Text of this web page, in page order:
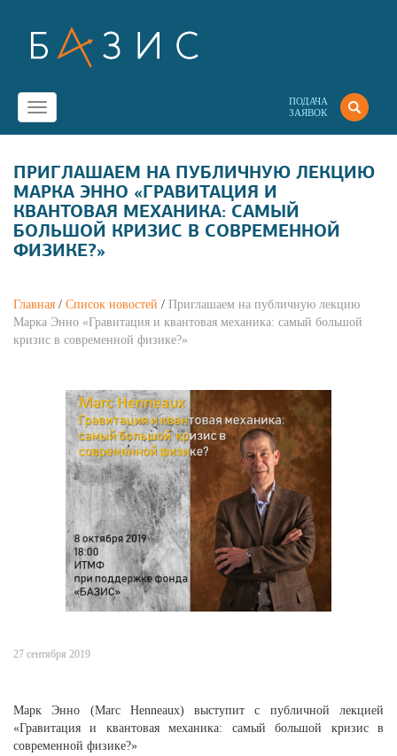
ПОДАЧА
ЗАЯВОК
Toggle
navigation
ПРИГЛАШАЕМ НА ПУБЛИЧНУЮ ЛЕКЦИЮ
МАРКА ЭННО «ГРАВИТАЦИЯ И
КВАНТОВАЯ МЕХАНИКА: САМЫЙ
БОЛЬШОЙ КРИЗИС В СОВРЕМЕННОЙ
ФИЗИКЕ?»
Главная / Список новостей / Приглашаем на публичную лекцию
Марка Энно «Гравитация и квантовая механика: самый большой
кризис в современной физике?»
27 сентября 2019
Марк Энно (Marc Henneaux) выступит с публичной лекцией
«Гравитация и квантовая механика: самый большой кризис в
современной физике?»